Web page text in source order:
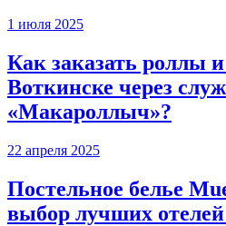
1 июля 2025
Как заказать роллы
Воткинске через
«Макароллыч»?
22 апреля 2025
Постельное белье
выбор лучших